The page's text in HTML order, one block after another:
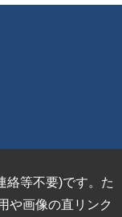
絡等不要)です。た
や画像の直リンク